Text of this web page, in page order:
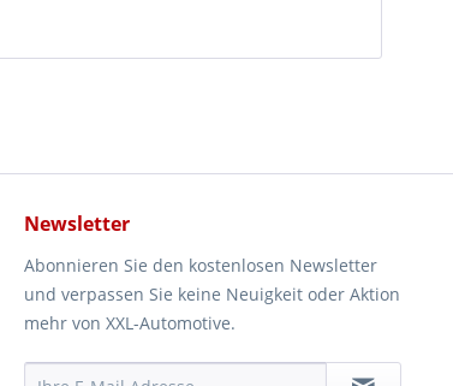
Newsletter
Abonnieren Sie den kostenlosen Newsletter
und verpassen Sie keine Neuigkeit oder Aktion
mehr von XXL-Automotive.